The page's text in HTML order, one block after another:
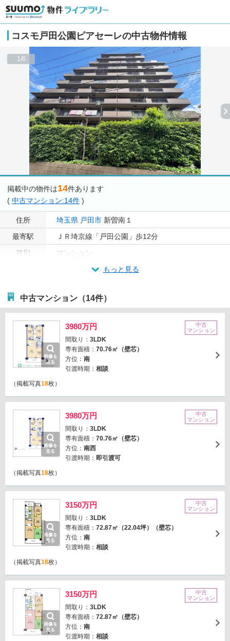
コスモ戸田公園ピアセーレの中古物件情報
1/6
掲載中の物件は14件あります
( 中古マンション:14件 )
住所 埼玉県 戸田市 新曽南１
最寄駅
ＪＲ埼京線「戸田公園」歩12分
種別
マンション
もっと見る
中古マンション（14件）
画像を
見る
3980万円
間取り： 3LDK
専有面積： 70.76㎡（壁芯）
方位： 南
引渡時期： 相談
中古
マンション
（掲載写真18枚）
画像を
見る
3980万円
間取り： 3LDK
専有面積： 70.76㎡（壁芯）
方位： 南西
引渡時期： 即引渡可
中古
マンション
（掲載写真18枚）
画像を
見る
3150万円
間取り： 3LDK
専有面積： 72.87㎡（22.04坪）（壁芯）
方位： 南
引渡時期： 相談
中古
マンション
（掲載写真18枚）
画像を
見る
3150万円
間取り： 3LDK
専有面積： 72.87㎡（壁芯）
方位： 南
引渡時期： 相談
中古
マンション